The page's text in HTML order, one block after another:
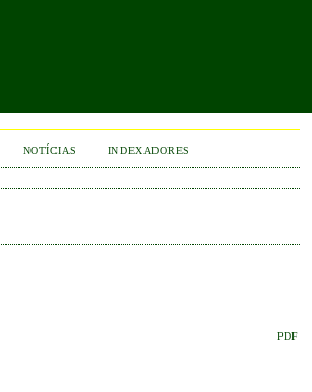
NOTÍCIAS INDEXADORES
PDF